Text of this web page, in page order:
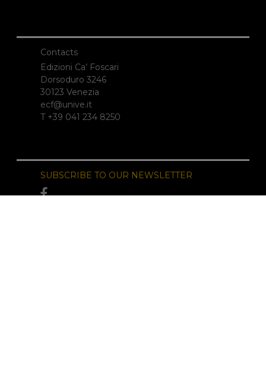
Contacts
Edizioni Ca’ Foscari
Dorsoduro 3246
30123 Venezia
ecf@unive.it
T +39 041 234 8250
SUBSCRIBE TO OUR NEWSLETTER